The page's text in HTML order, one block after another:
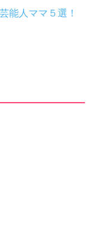
能人ママ５選！